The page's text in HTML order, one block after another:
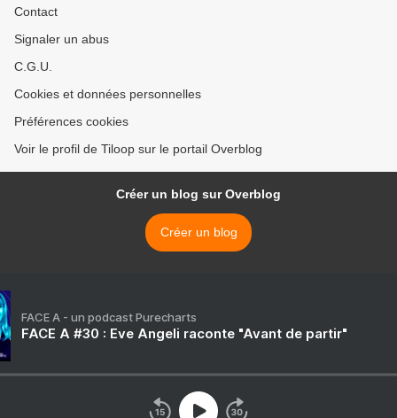
Contact
Signaler un abus
C.G.U.
Cookies et données personnelles
Préférences cookies
Voir le profil de Tiloop sur le portail Overblog
Créer un blog sur Overblog
Créer un blog
FACE A - un podcast Purecharts
FACE A #30 : Eve Angeli raconte "Avant de partir"